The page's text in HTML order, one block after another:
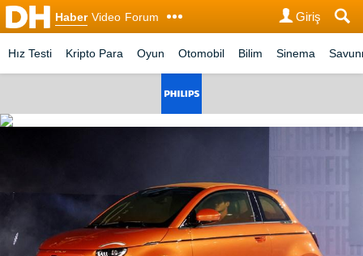
Haber Video Forum Giriş
Hız Testi Kripto Para Oyun Otomobil Bilim Sinema